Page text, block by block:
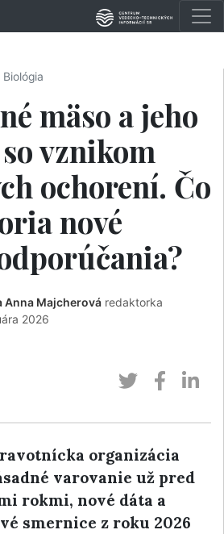
Biológia
mäso a jeho
vznikom
ochorení. Čo
nové
Anna Majcherová redaktorka
2026
organizácia
varovanie už pred
rokmi, nové dáta a
smernice z roku 2026